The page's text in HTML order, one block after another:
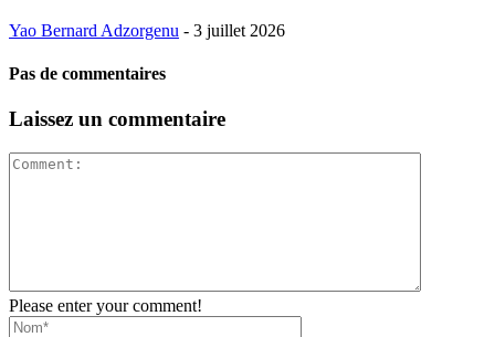
Yao Bernard Adzorgenu - 3 juillet 2026
Pas de commentaires
Laissez un commentaire
Please enter your comment!